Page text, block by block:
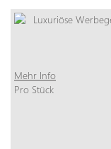
Mehr Info
Pro Stück